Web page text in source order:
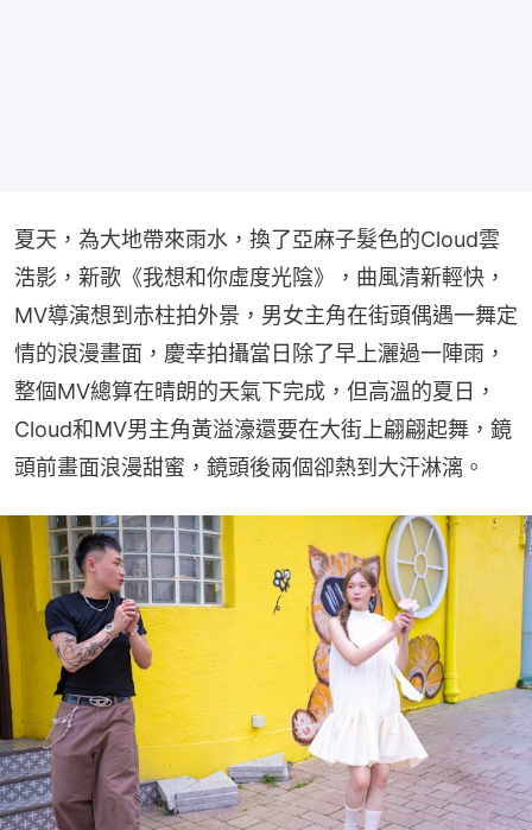
夏天，為大地帶來雨水，換了亞麻子髮色的Cloud雲
浩影，新歌《我想和你虛度光陰》，曲風清新輕快，
MV導演想到赤柱拍外景，男女主角在街頭偶遇一舞定
情的浪漫畫面，慶幸拍攝當日除了早上灑過一陣雨，
整個MV總算在晴朗的天氣下完成，但高溫的夏日，
Cloud和MV男主角黃溢濠還要在大街上翩翩起舞，鏡
頭前畫面浪漫甜蜜，鏡頭後兩個卻熱到大汗淋漓。